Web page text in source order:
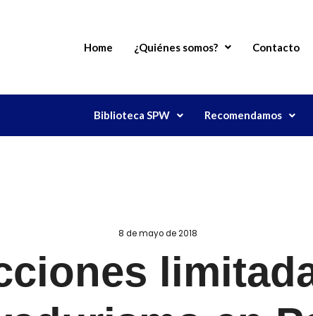
Home ¿Quiénes somos? Contacto
Biblioteca SPW Recomendamos
8 de mayo de 2018